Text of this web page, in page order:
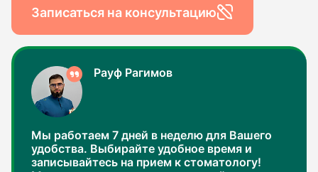
Записаться на консультацию
Рауф Рагимов
Мы работаем 7 дней в неделю для Вашего
удобства. Выбирайте удобное время и
записывайтесь на прием к стоматологу!